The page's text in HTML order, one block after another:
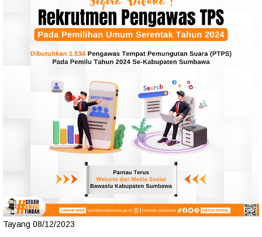
Tayang 08/12/2023